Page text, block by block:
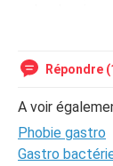
cela m'apaise
peur
Répondre
A voir
Phobie gastro
Gastro